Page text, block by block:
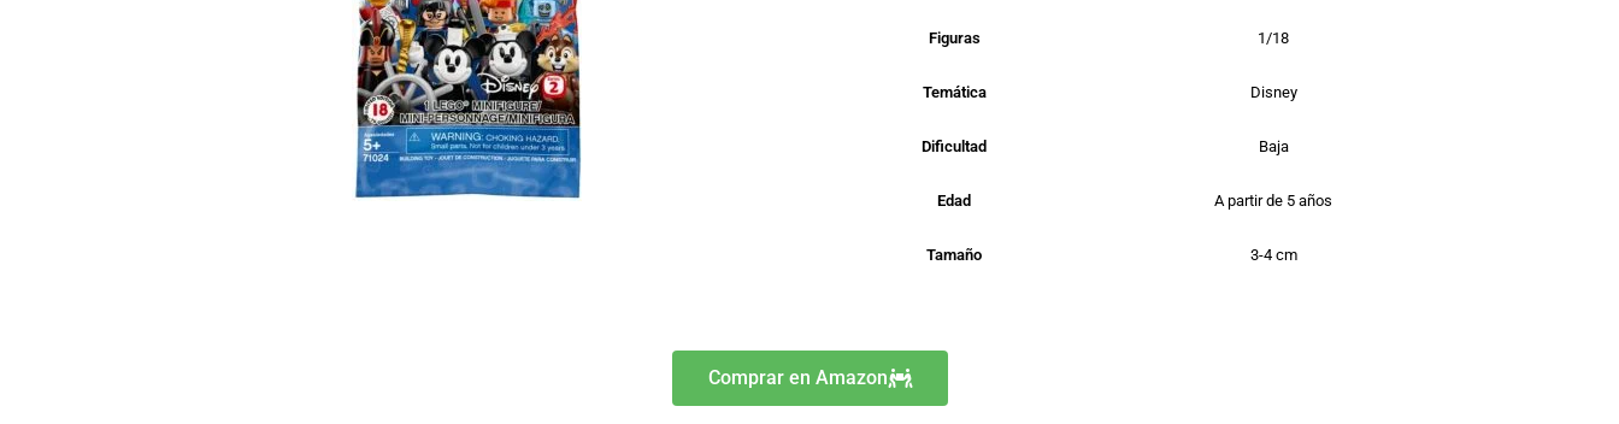
Figuras 1/18
Temática Disney
Dificultad Baja
Edad A partir de 5 años
Tamaño 3-4 cm
Comprar en Amazon